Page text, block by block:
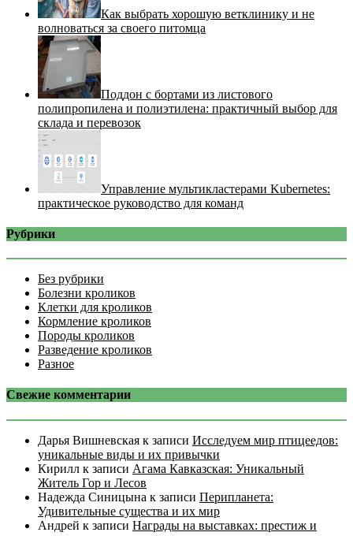
Как выбрать хорошую ветклинику и не
волноваться за своего питомца
Поддон с бортами из листового
полипропилена и полиэтилена: практичный выбор для
склада и перевозок
Управление мультикластерами Kubernetes:
практическое руководство для команд
Рубрики
Без рубрики
Болезни кроликов
Клетки для кроликов
Кормление кроликов
Породы кроликов
Разведение кроликов
Разное
Свежие комментарии
Дарья Вишневская к записи Исследуем мир птицеедов:
уникальные виды и их привычки
Кирилл к записи Агама Кавказская: Уникальный
Житель Гор и Лесов
Надежда Синицына к записи Перипланета:
Удивительные существа и их мир
Андрей к записи Награды на выставках: престиж и